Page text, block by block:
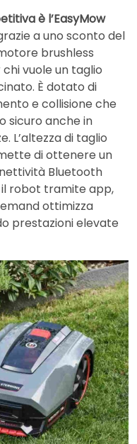
è l’EasyMow
a uno sconto del
brushless
vuole un taglio
È dotato di
e collisione che
sicuro anche in
L’altezza di taglio
di ottenere un
Bluetooth
robot tramite app,
ottimizza
prestazioni elevate